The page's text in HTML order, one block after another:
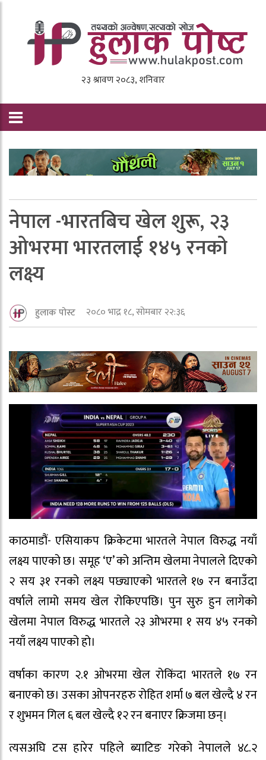
नेपाल -भारतबिच खेल शुरू, २३
ओभरमा भारतलाई १४५ रनको
लक्ष्य
हुलाक पोस्ट २०८० भाद्र १८, सोमबार २२:३६
काठमाडौं- एसियाकप क्रिकेटमा भारतले नेपाल विरुद्ध नयाँ
लक्ष्य पाएको छ। समूह ‘ए’ को अन्तिम खेलमा नेपालले दिएको
२ सय ३१ रनको लक्ष्य पछ्याएको भारतले १७ रन बनाउँदा
वर्षाले लामो समय खेल रोकिएपछि। पुन सुरु हुन लागेको
खेलमा नेपाल विरुद्ध भारतले २३ ओभरमा १ सय ४५ रनको
नयाँ लक्ष्य पाएको हो।
वर्षाका कारण २.१ ओभरमा खेल रोकिंदा भारतले १७ रन
बनाएको छ। उसका ओपनरहरु रोहित शर्मा ७ बल खेल्दै ४ रन
र शुभमन गिल ६ बल खेल्दै १२ रन बनाएर क्रिजमा छन्।
त्यसअघि टस हारेर पहिले ब्याटिङ गरेको नेपालले ४८.२